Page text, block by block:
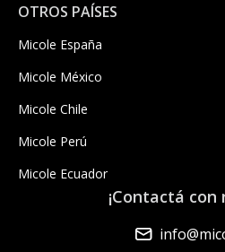
OTROS PAÍSES
Micole España
Micole México
Micole Chile
Micole Perú
Micole Ecuador
¡Contactá con